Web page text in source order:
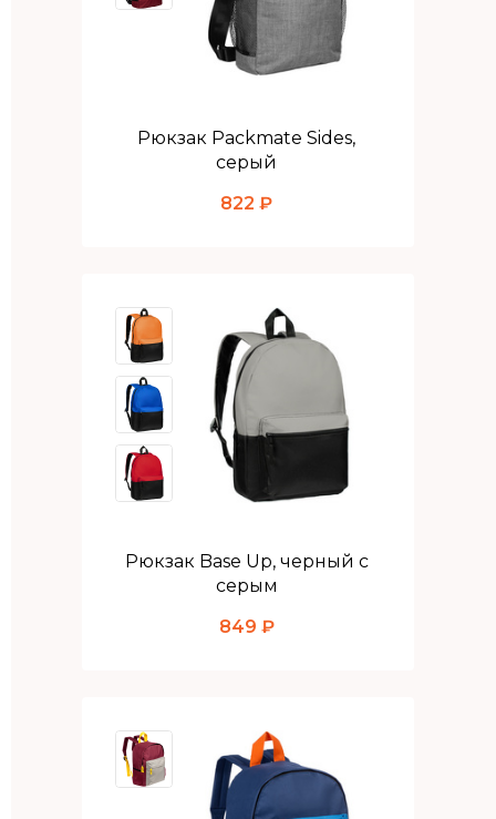
Рюкзак Packmate Sides,
серый
822 ₽
Рюкзак Base Up, черный с
серым
849 ₽